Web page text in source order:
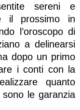
sereni e
il prossimo in
l’oroscopo di
a delinearsi
dopo un primo
i conti con la
quanto
le garanzia